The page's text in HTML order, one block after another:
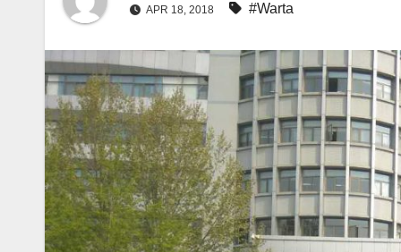
APR 18, 2018 #Warta